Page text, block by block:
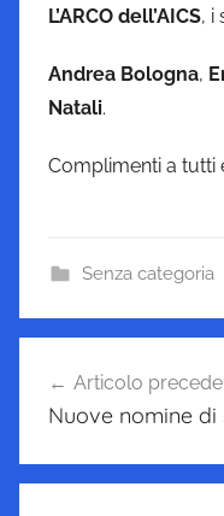
L’ARCO dell’AICS, i
Andrea Bologna,
Natali.
Complimenti a tutti
Senza categoria
articoli
Articolo
Nuove nomine di